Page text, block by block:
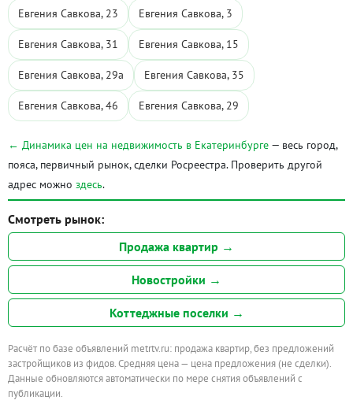
Евгения Савкова, 23 Евгения Савкова, 3
Евгения Савкова, 31 Евгения Савкова, 15
Евгения Савкова, 29а Евгения Савкова, 35
Евгения Савкова, 46 Евгения Савкова, 29
← Динамика цен на недвижимость в Екатеринбурге — весь город,
пояса, первичный рынок, сделки Росреестра. Проверить другой
адрес можно здесь.
Смотреть рынок:
Продажа квартир →
Новостройки →
Коттеджные поселки →
Расчёт по базе объявлений metrtv.ru: продажа квартир, без предложений
застройщиков из фидов. Средняя цена — цена предложения (не сделки).
Данные обновляются автоматически по мере снятия объявлений с
публикации.